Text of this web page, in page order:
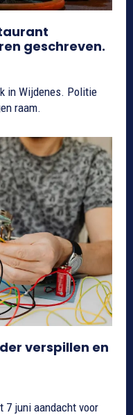
geschreven.
in Wijdenes. Politie
raam.
verspillen en
7 juni aandacht voor